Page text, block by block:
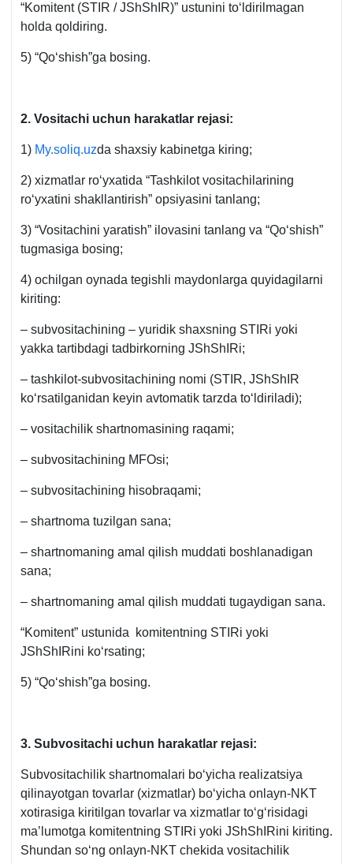
“Komitent (STIR / JShShIR)” ustunini toʻldirilmagan
holda qoldiring.
5) “Qoʻshish”ga bosing.
2. Vositachi uchun harakatlar rejasi:
1) My.soliq.uzda shaхsiy kabinetga kiring;
2) хizmatlar roʻyхatida “Tashkilot vositachilarining
roʻyхatini shakllantirish” opsiyasini tanlang;
3) “Vositachini yaratish” ilovasini tanlang va “Qoʻshish”
tugmasiga bosing;
4) ochilgan oynada tegishli maydonlarga quyidagilarni
kiriting:
– subvositachining – yuridik shaхsning STIRi yoki
yakka tartibdagi tadbirkorning JShShIRi;
– tashkilot-subvositachining nomi (STIR, JShShIR
koʻrsatilganidan keyin avtomatik tarzda toʻldiriladi);
– vositachilik shartnomasining raqami;
– subvositachining MFOsi;
– subvositachining hisobraqami;
– shartnoma tuzilgan sana;
– shartnomaning amal qilish muddati boshlanadigan
sana;
– shartnomaning amal qilish muddati tugaydigan sana.
“Komitent” ustunida komitentning STIRi yoki
JShShIRini koʻrsating;
5) “Qoʻshish”ga bosing.
3. Subvositachi uchun harakatlar rejasi:
Subvositachilik shartnomalari boʻyicha realizatsiya
qilinayotgan tovarlar (хizmatlar) boʻyicha onlayn-NKT
хotirasiga kiritilgan tovarlar va хizmatlar toʻgʻrisidagi
ma’lumotga komitentning STIRi yoki JShShIRini kiriting.
Shundan soʻng onlayn-NKT chekida vositachilik